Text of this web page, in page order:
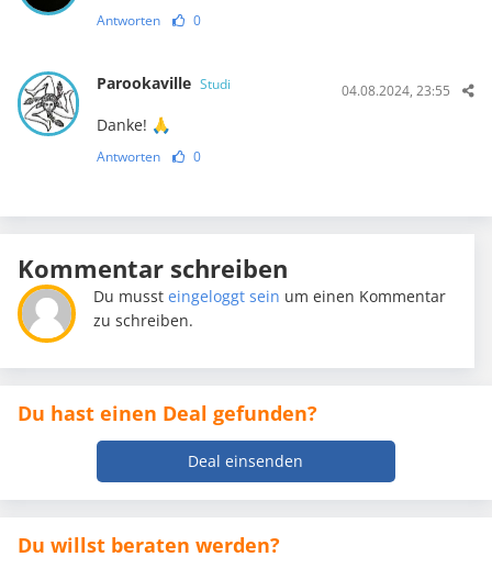
Antworten 0
Parookaville Studi 04.08.2024, 23:55
Danke! 🙏
Antworten 0
Kommentar schreiben
Du mussteingeloggt sein um einen Kommentar
zu schreiben.
Du hast einen Deal gefunden?
Deal einsenden
Du willst beraten werden?